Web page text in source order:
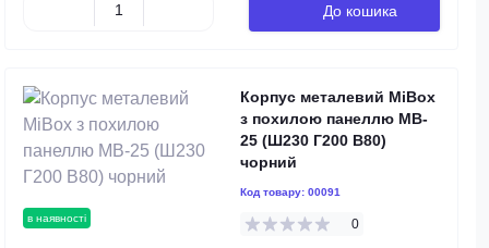
До кошика
в наявності
Корпус металевий MiBox
з похилою панеллю MB-
25 (Ш230 Г200 В80)
чорний
Код товару: 00091
0